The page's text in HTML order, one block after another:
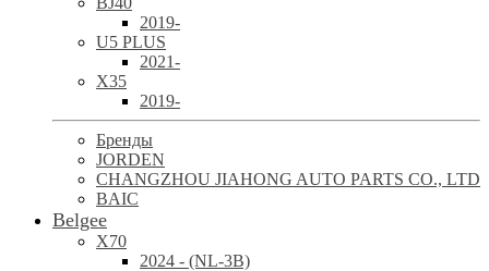
2019-
U5 PLUS
2021-
X35
2019-
Бренды
JORDEN
CHANGZHOU JIAHONG AUTO PARTS CO., LTD
BAIC
Belgee
X70
2024 - (NL-3B)